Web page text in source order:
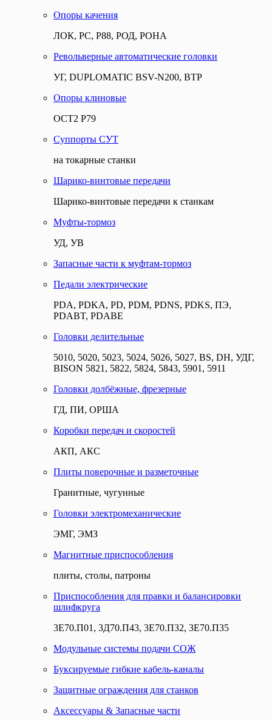
Опоры качения
ЛОК, РС, Р88, РОД, РОНА
Револьверные автоматические головки
УГ, DUPLOMATIC BSV-N200, ВТР
Опоры клиновые
ОСТ2 Р79
Суппорты СУТ
на токарные станки
Шарико-винтовые передачи
Шарико-винтовые передачи к станкам
Муфты-тормоз
УД, УВ
Запасные части к муфтам-тормоз
Педали электрические
PDA, PDKA, PD, PDM, PDNS, PDKS, ПЭ,
PDABT, PDABE
Головки делительные
5010, 5020, 5023, 5024, 5026, 5027, BS, DH, УДГ,
BISON 5821, 5822, 5824, 5843, 5901, 5911
Головки долбёжные, фрезерные
ГД, ПИ, ОРША
Коробки передач и скоростей
АКП, АКС
Плиты поверочные и разметочные
Гранитные, чугунные
Головки электромеханические
ЭМГ, ЭМЗ
Магнитные приспособления
плиты, столы, патроны
Приспособления для правки и балансировки
шлифкруга
3Е70.П01, 3Д70.П43, 3Е70.П32, 3Е70.П35
Модульные системы подачи СОЖ
Буксируемые гибкие кабель-каналы
Защитные ограждения для станков
Аксессуары & Запасные части